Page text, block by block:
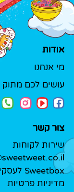
אודות
מי אנחנו
עושים לכם
צור קשר
שירות לקוחות
Sweetbox לעסקים
מדיניות פרטיות